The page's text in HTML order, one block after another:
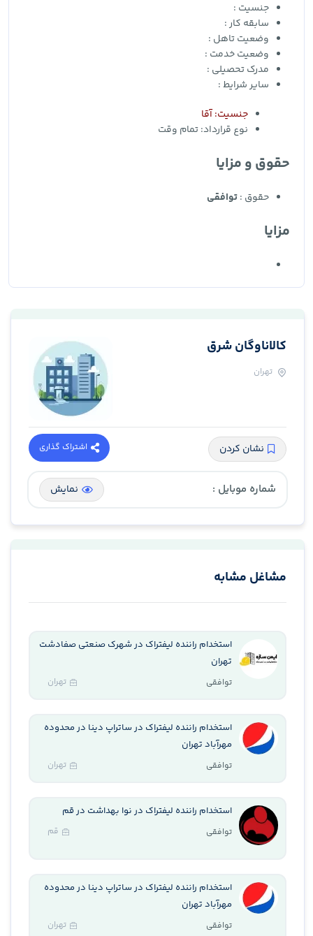
جنسیت :
سابقه کار :
وضعیت تاهل :
وضعیت خدمت :
مدرک تحصیلی :
سایر شرایط :
جنسیت: آقا
نوع قرارداد:تمام وقت
حقوق و مزایا
حقوق :توافقی
مزایا
کالاناوگان شرق
تهران
نشان کردن اشتراک گذاری
شماره موبایل : نمایش
مشاغل مشابه
استخدام راننده لیفتراک در شهرک صنعتی صفادشت
تهران
توافقی تهران
استخدام راننده لیفتراک در ساتراپ دینا در محدوده
مهرآباد تهران
توافقی تهران
استخدام راننده لیفتراک در نوا بهداشت در قم
توافقی قم
استخدام راننده لیفتراک در ساتراپ دینا در محدوده
مهرآباد تهران
توافقی تهران